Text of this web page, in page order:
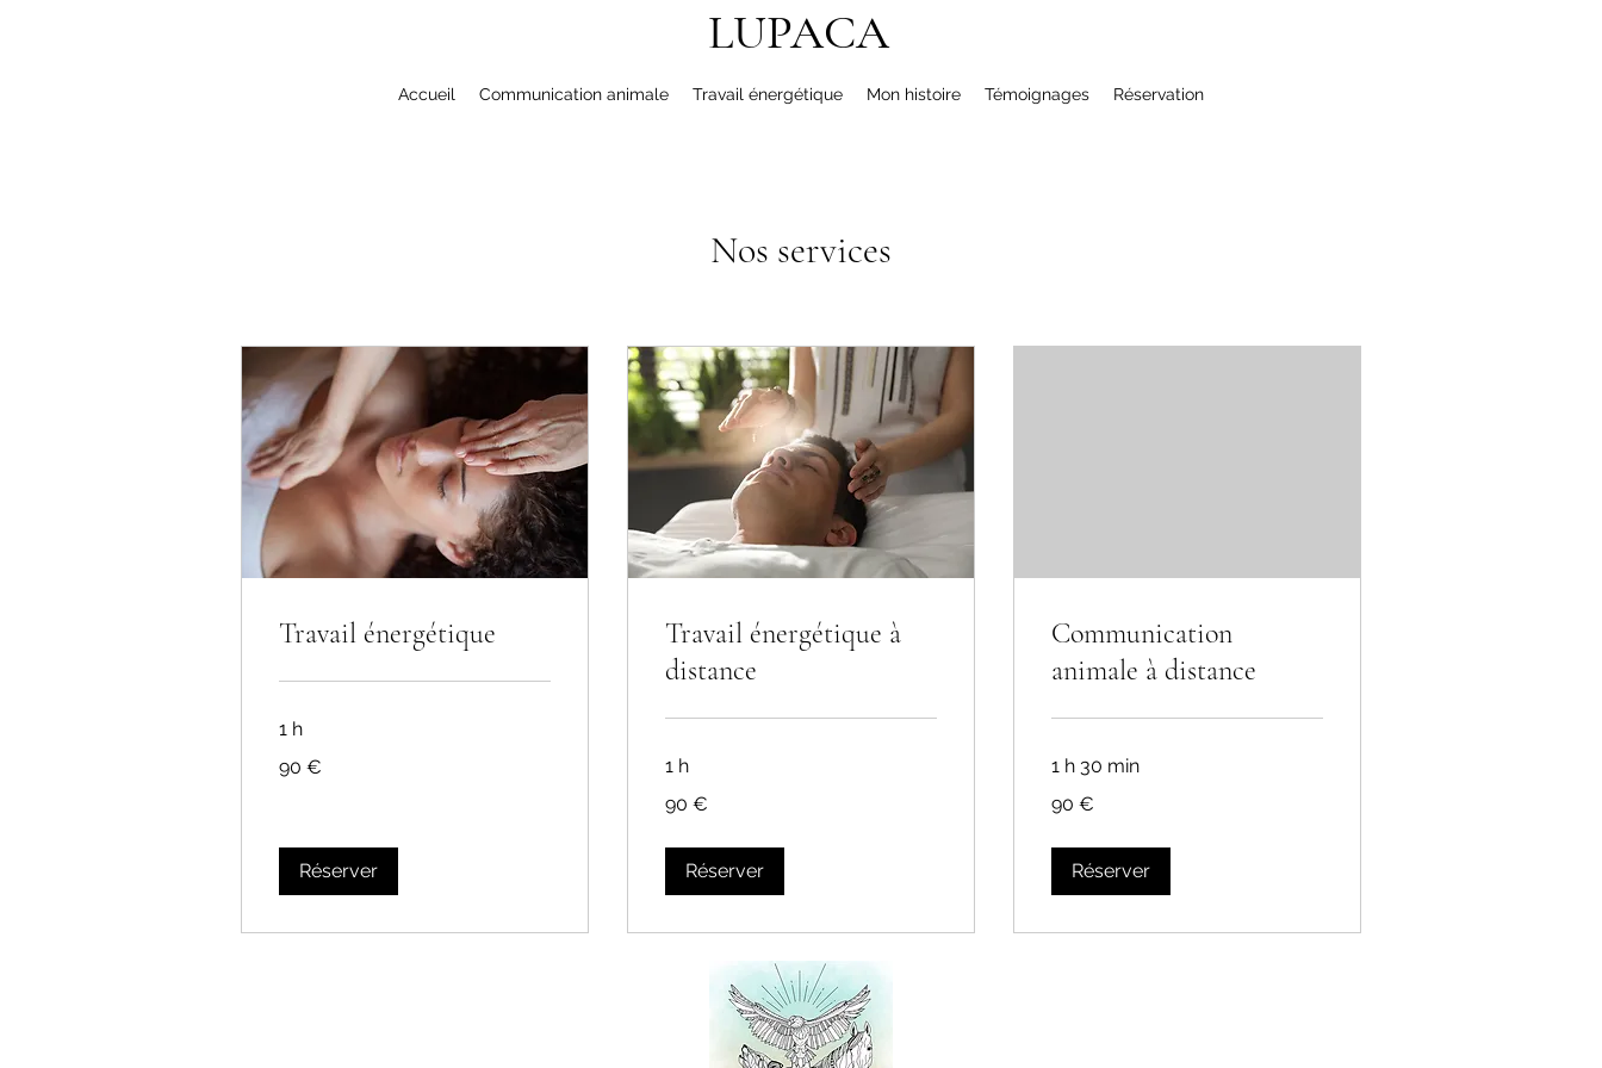
LUPACA
Accueil Communication animale Travail énergétique Mon histoire Témoignages Réservation
Nos services
Travail énergétique
1 h
euros
90 €
Réserver
Travail énergétique à
distance
1 h
euros
90 €
Réserver
Communication
animale à distance
1 h 30 min
euros
90 €
Réserver